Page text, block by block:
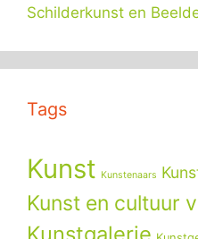
Schilderkunst en
Tags
Kunst Kunstenaars
Kunst en cultuur